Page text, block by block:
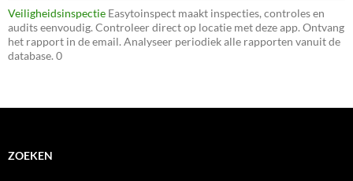
Veiligheidsinspectie Easytoinspect maakt inspecties, controles en
audits eenvoudig. Controleer direct op locatie met deze app. Ontvang
het rapport in de email. Analyseer periodiek alle rapporten vanuit de
database. 0
ZOEKEN